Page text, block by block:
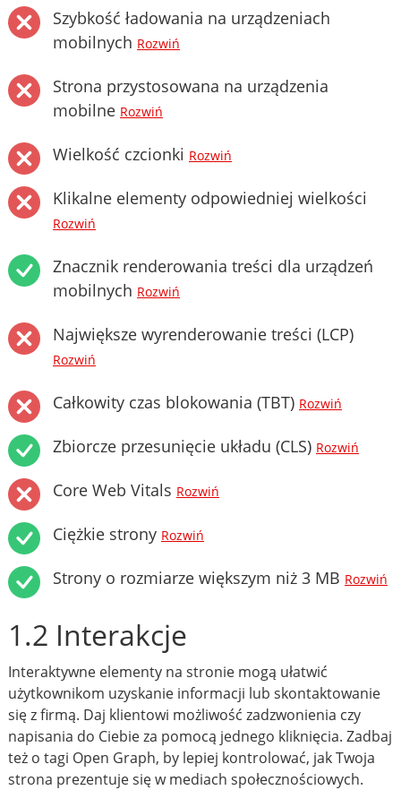
Szybkość ładowania na urządzeniach
mobilnych Rozwiń
Strona przystosowana na urządzenia
mobilne Rozwiń
Wielkość czcionki Rozwiń
Klikalne elementy odpowiedniej wielkości
Rozwiń
Znacznik renderowania treści dla urządzeń
mobilnych Rozwiń
Największe wyrenderowanie treści (LCP)
Rozwiń
Całkowity czas blokowania (TBT) Rozwiń
Zbiorcze przesunięcie układu (CLS) Rozwiń
Core Web Vitals Rozwiń
Ciężkie strony Rozwiń
Strony o rozmiarze większym niż 3 MB Rozwiń
1.2 Interakcje
Interaktywne elementy na stronie mogą ułatwić
użytkownikom uzyskanie informacji lub skontaktowanie
się z firmą. Daj klientowi możliwość zadzwonienia czy
napisania do Ciebie za pomocą jednego kliknięcia. Zadbaj
też o tagi Open Graph, by lepiej kontrolować, jak Twoja
strona prezentuje się w mediach społecznościowych.